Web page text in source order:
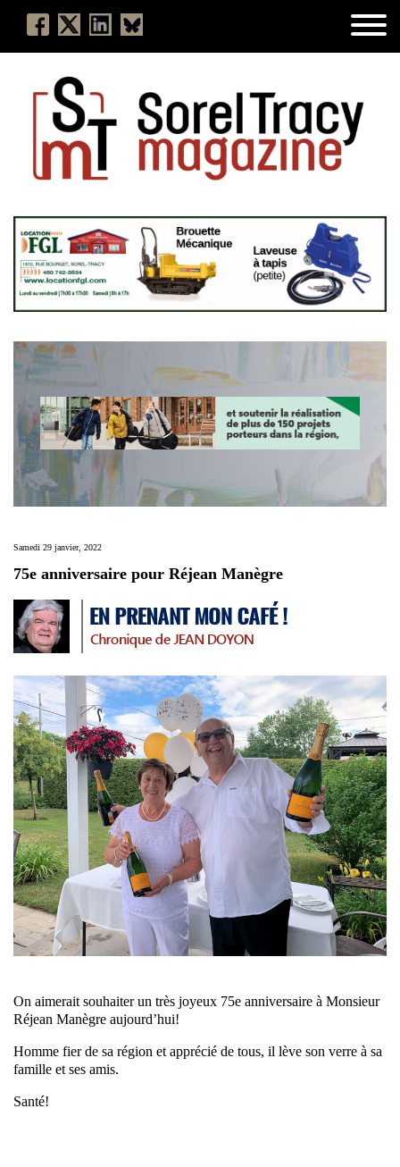
Samedi 29 janvier, 2022
75e anniversaire pour Réjean Manègre
On aimerait souhaiter un très joyeux 75e anniversaire à Monsieur
Réjean Manègre aujourd’hui!
Homme fier de sa région et apprécié de tous, il lève son verre à sa
famille et ses amis.
Santé!